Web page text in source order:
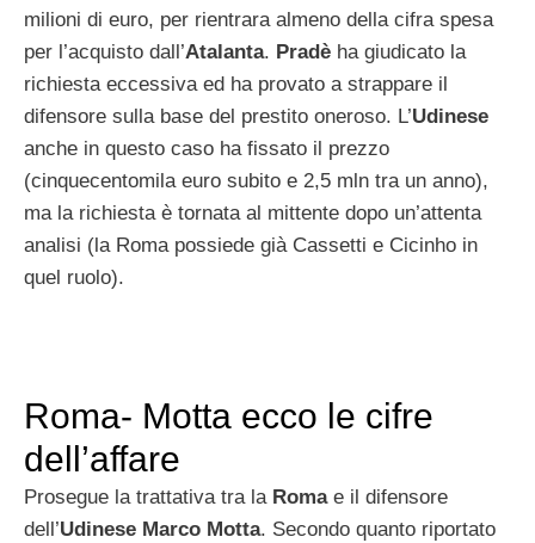
milioni di euro, per rientrara almeno della cifra spesa
per l’acquisto dall’Atalanta. Pradè ha giudicato la
richiesta eccessiva ed ha provato a strappare il
difensore sulla base del prestito oneroso. L’Udinese
anche in questo caso ha fissato il prezzo
(cinquecentomila euro subito e 2,5 mln tra un anno),
ma la richiesta è tornata al mittente dopo un’attenta
analisi (la Roma possiede già Cassetti e Cicinho in
quel ruolo).
Roma- Motta ecco le cifre
dell’affare
Prosegue la trattativa tra la Romae il difensore
dell’Udinese Marco Motta. Secondo quanto riportato